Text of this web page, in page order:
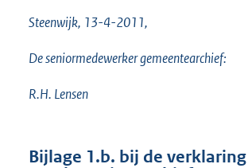
Steenwijk, 13-4-2011,
De seniormedewerker gemeentearchief:
R.H. Lensen
Bijlage 1.b. bij de